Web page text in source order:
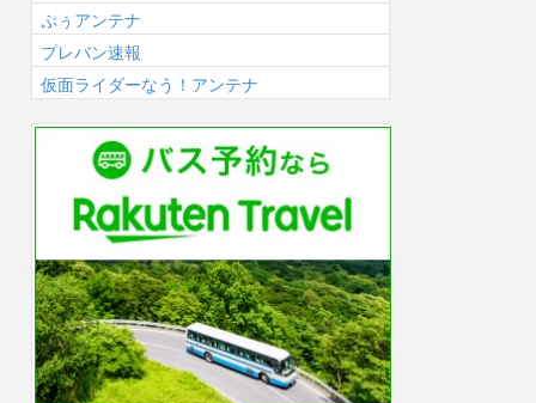
ぷぅアンテナ
プレバン速報
仮面ライダーなう！アンテナ